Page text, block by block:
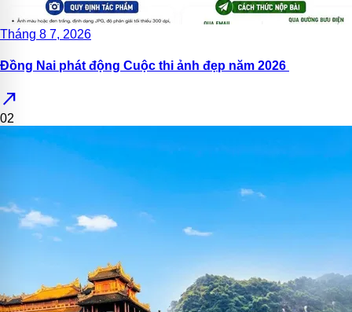
Tháng 8 7, 2026
Đồng Nai phát động Cuộc thi ảnh đẹp năm 2026
north_east
02